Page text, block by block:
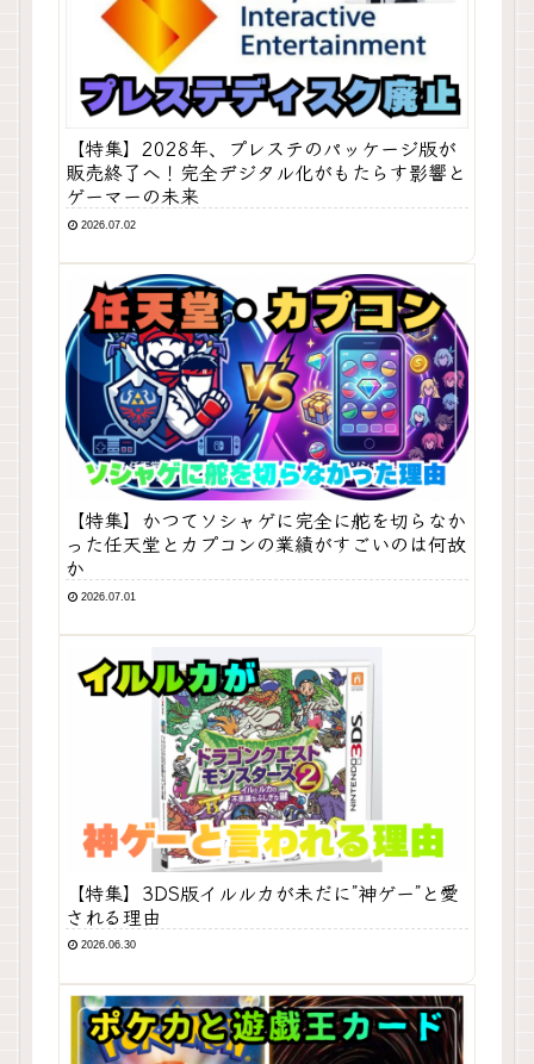
【特集】2028年、プレステのパッケージ版が
販売終了へ！完全デジタル化がもたらす影響と
ゲーマーの未来
2026.07.02
【特集】かつてソシャゲに完全に舵を切らなか
った任天堂とカプコンの業績がすごいのは何故
か
2026.07.01
【特集】3DS版イルルカが未だに”神ゲー”と愛
される理由
2026.06.30